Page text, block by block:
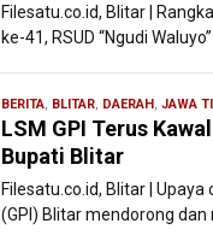
Filesatu.co.id, Blitar |
ke-41, RSUD “Ngudi
BERITA, BLITAR, DAERAH , JAWA
LSM GPI Terus
Bupati Blitar
Filesatu.co.id, Blitar |
(GPI) Blitar mendorong